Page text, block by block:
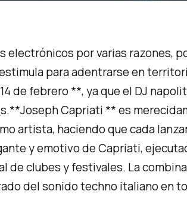
por varias razones,
para adentrarse en
de febrero **, ya que el DJ
s.**Joseph Capriati ** es
artista, haciendo que cada
y emotivo de Capriati,
clubes y festivales. La
del sonido techno italiano en